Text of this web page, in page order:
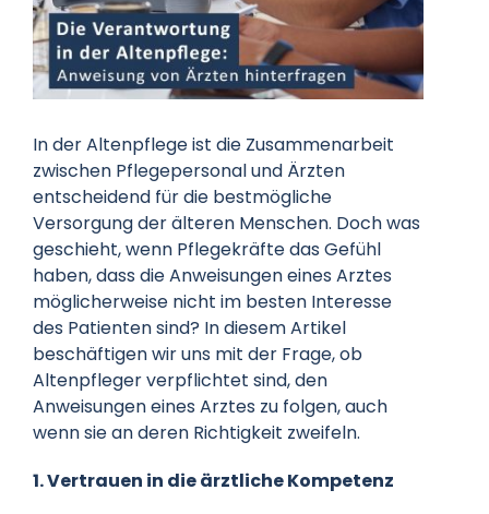
In der Altenpflege ist die Zusammenarbeit
zwischen Pflegepersonal und Ärzten
entscheidend für die bestmögliche
Versorgung der älteren Menschen. Doch was
geschieht, wenn Pflegekräfte das Gefühl
haben, dass die Anweisungen eines Arztes
möglicherweise nicht im besten Interesse
des Patienten sind? In diesem Artikel
beschäftigen wir uns mit der Frage, ob
Altenpfleger verpflichtet sind, den
Anweisungen eines Arztes zu folgen, auch
wenn sie an deren Richtigkeit zweifeln.
1. Vertrauen in die ärztliche Kompetenz